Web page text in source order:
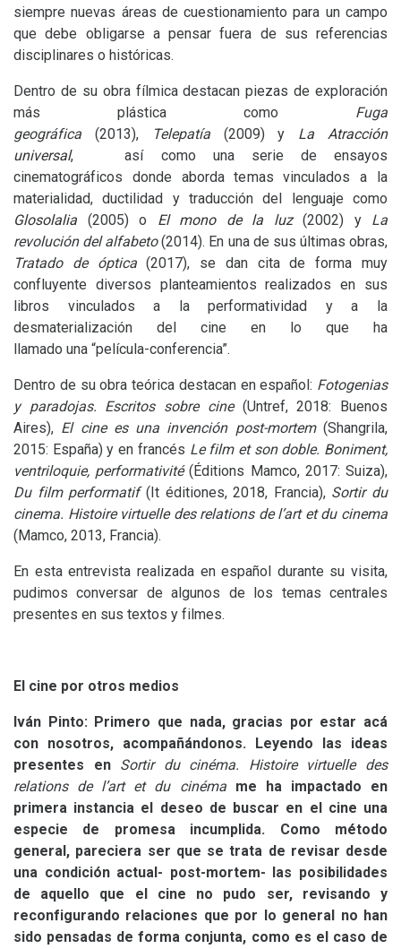
siempre nuevas áreas de cuestionamiento para un campo
que debe obligarse a pensar fuera de sus referencias
disciplinares o históricas.
Dentro de su obra fílmica destacan piezas de exploración
más plástica como Fuga
geográfica (2013), Telepatía(2009) y La Atracción
universal, así como una serie de ensayos
cinematográficos donde aborda temas vinculados a la
materialidad, ductilidad y traducción del lenguaje como
Glosolalia
(2005) o El mono de la luz (2002) y La
revolución del alfabeto(2014). En una de sus últimas obras,
Tratado de óptica(2017), se dan cita de forma muy
confluyente diversos planteamientos realizados en sus
libros vinculados a la performatividad y a la
desmaterialización del cine en lo que ha
llamado una “película-conferencia”.
Dentro de su obra teórica destacan en español: Fotogenias
y paradojas. Escritos sobre cine (Untref, 2018: Buenos
Aires), El cine es una invención post-mortem(Shangrila,
2015: España) y en francés Le film et son doble. Boniment,
ventriloquie, performativité(Éditions Mamco, 2017: Suiza),
Du film performatif(It éditiones, 2018, Francia), Sortir du
cinema. Histoire virtuelle des relations de l’art et du cinema
(Mamco, 2013, Francia).
En esta entrevista realizada en español durante su visita,
pudimos conversar de algunos de los temas centrales
presentes en sus textos y filmes.
El cine por otros medios
Iván Pinto: Primero que nada, gracias por estar acá
con nosotros, acompañándonos. Leyendo las ideas
presentes en Sortir du cinéma. Histoire virtuelle des
relations de l’art et du cinémame ha impactado en
primera instancia el deseo de buscar en el cine una
especie de promesa incumplida. Como método
general, pareciera ser que se trata de revisar desde
una condición actual- post-mortem- las posibilidades
de aquello que el cine no pudo ser, revisando y
reconfigurando relaciones que por lo general no han
sido pensadas de forma conjunta, como es el caso de